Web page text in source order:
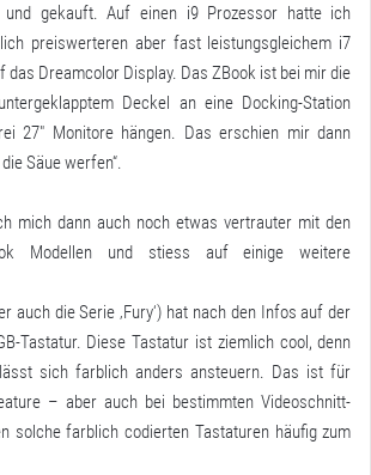
gekauft. Auf einen i9 Prozessor hatte ich
preiswerteren aber fast leistungsgleichem i7
das Dreamcolor Display. Das ZBook ist bei mir die
Deckel an eine Docking-Station
27″ Monitore hängen. Das erschien mir dann
Säue werfen“.
mich dann auch noch etwas vertrauter mit den
Modellen und stiess auf einige weitere
auch die Serie ‚Fury‘) hat nach den Infos auf der
Tastatur. Diese Tastatur ist ziemlich cool, denn
sich farblich anders ansteuern. Das ist für
– aber auch bei bestimmten Videoschnitt-
solche farblich codierten Tastaturen häufig zum